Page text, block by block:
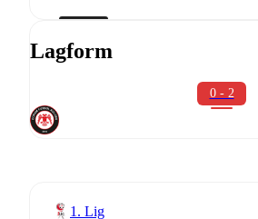
Lagform
0 - 2
1. Lig